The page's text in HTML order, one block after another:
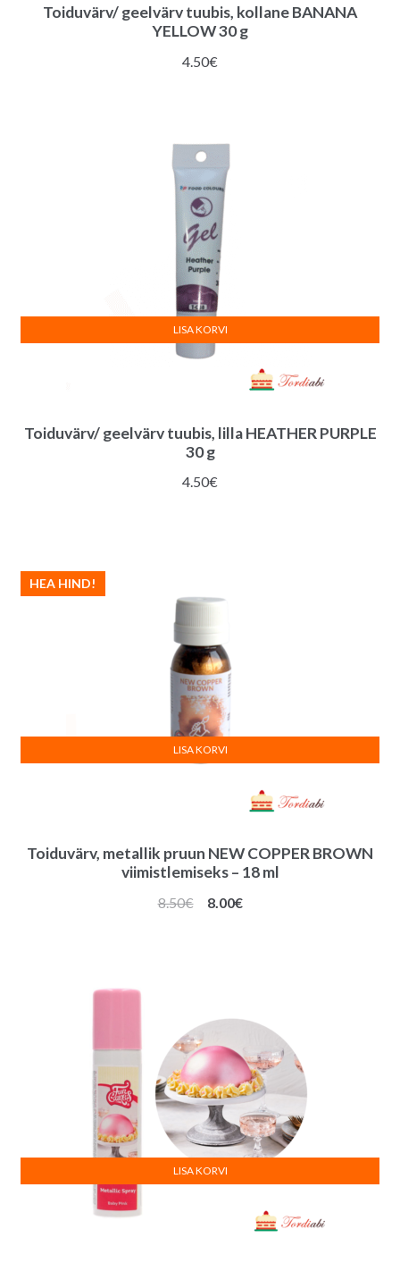
Toiduvärv/ geelvärv tuubis, kollane BANANA
YELLOW 30 g
4.50€
Toiduvärv/ geelvärv tuubis, lilla HEATHER PURPLE
30 g
4.50€
LISA KORVI
Toiduvärv, metallik pruun NEW COPPER BROWN
viimistlemiseks – 18 ml
HEA HIND!
8.50€
Algne
8.00€Praegune
LISA KORVI
LISA KORVI